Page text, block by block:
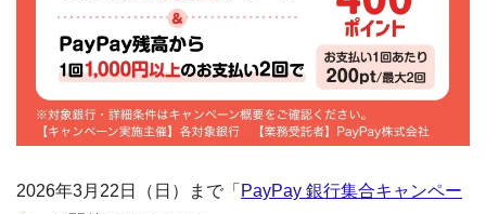
2026年3月22日（日）まで「 PayPay 銀行集合キャンペー